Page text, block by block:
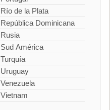
Río de la Plata
República Dominicana
Rusia
Sud América
Turquía
Uruguay
Venezuela
Vietnam